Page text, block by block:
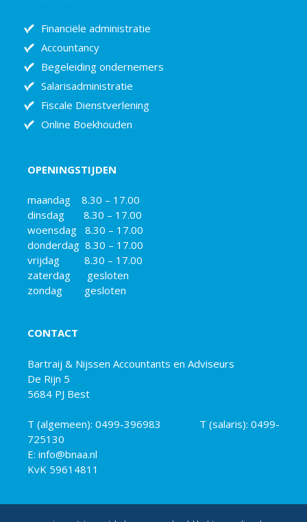
Financiële administratie
Accountancy
Begeleiding ondernemers
Salarisadministratie
Fiscale Dienstverlening
Online Boekhouden
OPENINGSTIJDEN
maandag 8.30 – 17.00
dinsdag 8.30 – 17.00
woensdag 8.30 – 17.00
donderdag 8.30 – 17.00
vrijdag 8.30 – 17.00
zaterdag gesloten
zondag gesloten
CONTACT
Bartraij & Nijssen Accountants en Adviseurs
De Rijn 5
5684 PJ Best
T (algemeen): 0499-396983 T (salaris): 0499-
725130
E: info@bnaa.nl
KvK 59614811